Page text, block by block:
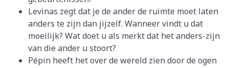
Levinas zegt dat je de ander de ruimte moet laten
anders te zijn dan jijzelf. Wanneer vindt u dat
moeilijk? Wat doet u als merkt dat het anders-zijn
van die ander u stoort?
Pépin heeft het over de wereld zien door de ogen